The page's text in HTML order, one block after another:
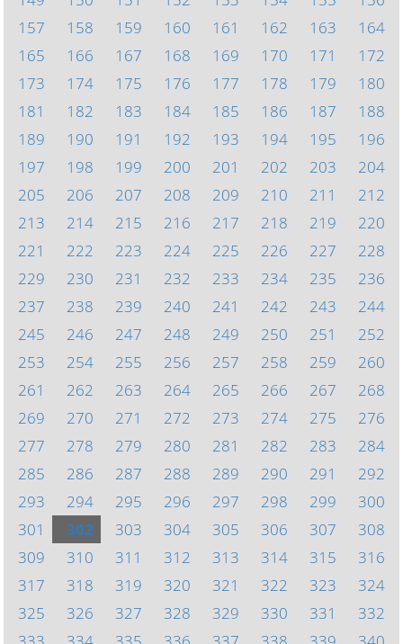
157
158 159 160 161 162 163
164
165
166 167 168 169 170 171
172
173
174 175 176 177 178 179
180
181
182 183 184 185 186 187
188
189
190 191 192 193 194 195
196
197
198 199 200 201 202 203
204
205
206 207 208 209 210 211
212
213
214 215 216 217 218 219
220
221
222 223 224 225 226 227
228
229
230 231 232 233 234 235
236
237
238 239 240 241 242 243
244
245
246 247 248 249 250 251
252
253
254 255 256 257 258 259
260
261
262 263 264 265 266 267
268
269
270 271 272 273 274 275
276
277
278 279 280 281 282 283
284
285
286 287 288 289 290 291
292
293
294 295 296 297 298 299
300
301
302 303 304 305 306 307
308
309
310 311 312 313 314 315
316
317
318 319 320 321 322 323
324
325
326 327 328 329 330 331
332